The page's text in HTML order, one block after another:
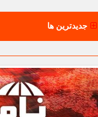
جدیدترین ها